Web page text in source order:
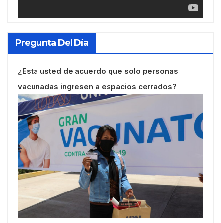
Pregunta Del Día
¿Esta usted de acuerdo que solo personas
vacunadas ingresen a espacios cerrados?